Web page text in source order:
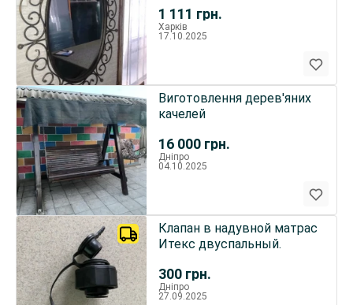
1 111 грн.
гойдалки
Харків
17.10.2025
16 000 грн.
Виготовлення дерев'яних
качелей
Дніпро
04.10.2025
300 грн.
Клапан в надувной матрас
Итекс двуспальный.
Дніпро
27.09.2025